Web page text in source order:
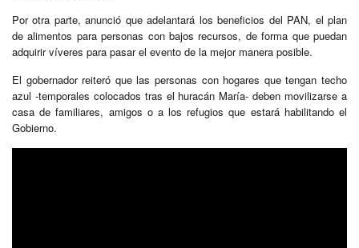
Por otra parte, anunció que adelantará los beneficios del PAN, el plan
de alimentos para personas con bajos recursos, de forma que puedan
adquirir víveres para pasar el evento de la mejor manera posible.
El gobernador reiteró que las personas con hogares que tengan techo
azul -temporales colocados tras el huracán María- deben movilizarse a
casa de familiares, amigos o a los refugios que estará habilitando el
Gobierno.